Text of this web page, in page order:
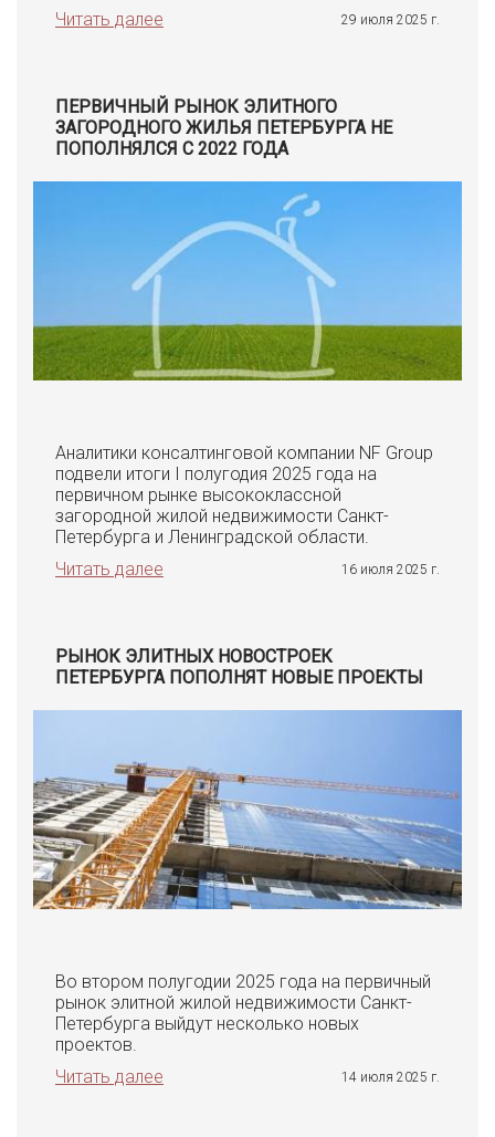
Читать далее
29 июля 2025 г.
ПЕРВИЧНЫЙ РЫНОК ЭЛИТНОГО
ЗАГОРОДНОГО ЖИЛЬЯ ПЕТЕРБУРГА НЕ
ПОПОЛНЯЛСЯ С 2022 ГОДА
Аналитики консалтинговой компании NF Group
подвели итоги I полугодия 2025 года на
первичном рынке высококлассной
загородной жилой недвижимости Санкт-
Петербурга и Ленинградской области.
Читать далее
16 июля 2025 г.
РЫНОК ЭЛИТНЫХ НОВОСТРОЕК
ПЕТЕРБУРГА ПОПОЛНЯТ НОВЫЕ ПРОЕКТЫ
Во втором полугодии 2025 года на первичный
рынок элитной жилой недвижимости Санкт-
Петербурга выйдут несколько новых
проектов.
Читать далее
14 июля 2025 г.